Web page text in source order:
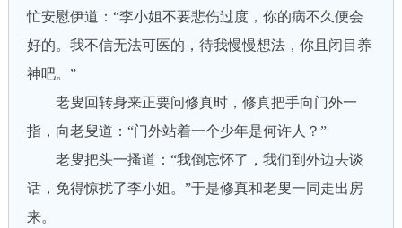
忙安慰伊道：“李小姐不要悲伤过度，你的病不久便会
好的。我不信无法可医的，待我慢慢想法，你且闭目养
神吧。”
老叟回转身来正要问修真时，修真把手向门外一
指，向老叟道：“门外站着一个少年是何许人？”
老叟把头一搔道：“我倒忘怀了，我们到外边去谈
话，免得惊扰了李小姐。”于是修真和老叟一同走出房
来。